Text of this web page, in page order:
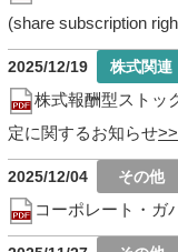
(share subscription
2025/12/19
株式報酬型ストッ
定に関するお知らせ
2025/12/04
コーポレート・ガ